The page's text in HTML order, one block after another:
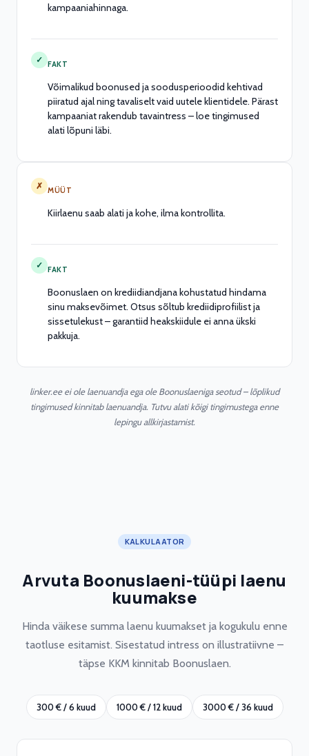
kampaaniahinnaga.
✓ FAKT
Võimalikud boonused ja soodusperioodid kehtivad
piiratud ajal ning tavaliselt vaid uutele klientidele. Pärast
kampaaniat rakendub tavaintress – loe tingimused
alati lõpuni läbi.
✗ MÜÜT
Kiirlaenu saab alati ja kohe, ilma kontrollita.
✓ FAKT
Boonuslaen on krediidiandjana kohustatud hindama
sinu maksevõimet. Otsus sõltub krediidiprofiilist ja
sissetulekust – garantiid heakskiidule ei anna ükski
pakkuja.
linker.ee ei ole laenuandja ega ole Boonuslaeniga seotud – lõplikud
tingimused kinnitab laenuandja. Tutvu alati kõigi tingimustega enne
lepingu allkirjastamist.
KALKULAATOR
Arvuta Boonuslaeni-tüüpi laenu
kuumakse
Hinda väikese summa laenu kuumakset ja kogukulu enne
taotluse esitamist. Sisestatud intress on illustratiivne –
täpse KKM kinnitab Boonuslaen.
300 € / 6 kuud 1000 € / 12 kuud 3000 € / 36 kuud